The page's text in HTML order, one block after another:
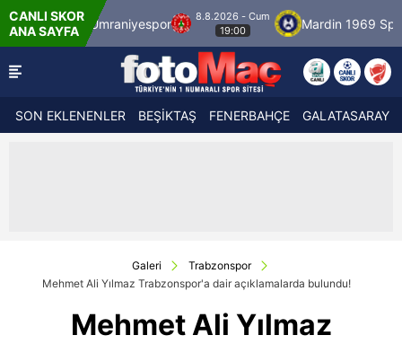
CANLI SKOR
ANA SAYFA
8.8.2026 - Cum
19:00
Mardin 1969 Spor Özbelsan
SON EKLENENLER BEŞİKTAŞ FENERBAHÇE GALATASARAY
Galeri
Trabzonspor
Mehmet Ali Yılmaz Trabzonspor'a dair açıklamalarda bulundu!
Mehmet Ali Yılmaz